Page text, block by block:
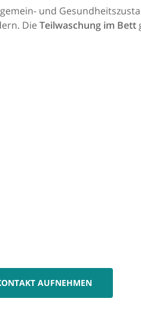
und
DieTeilwaschung im Bett
AUFNEHMEN